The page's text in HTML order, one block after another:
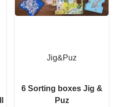
Jig&Puz
6 Sorting boxes Jig &
Puz